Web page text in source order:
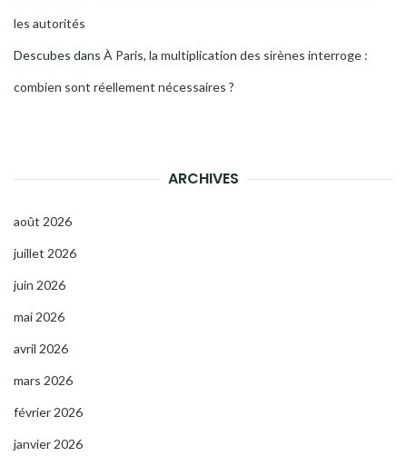
les autorités
Descubes dans À Paris, la multiplication des sirènes interroge :
combien sont réellement nécessaires ?
ARCHIVES
août 2026
juillet 2026
juin 2026
mai 2026
avril 2026
mars 2026
février 2026
janvier 2026